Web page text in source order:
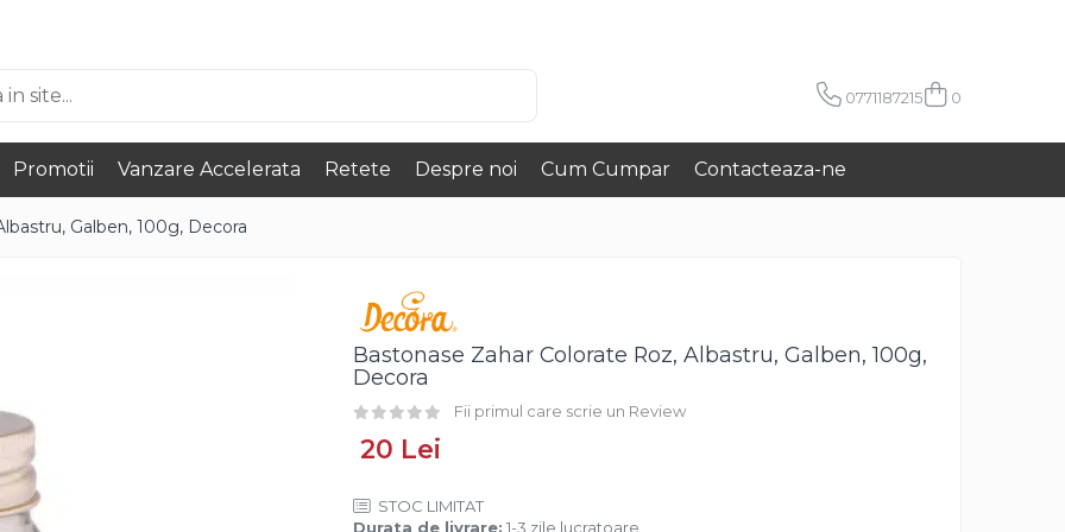
0771187215 0
Promotii Vanzare Accelerata Retete Despre noi Cum Cumpar Contacteaza-ne
Galben, 100g, Decora
Bastonase Zahar Colorate Roz, Albastru, Galben, 100g,
Decora
Fii primul care scrie un Review
20 Lei
STOC LIMITAT
Durata de livrare: 1-3 zile lucratoare